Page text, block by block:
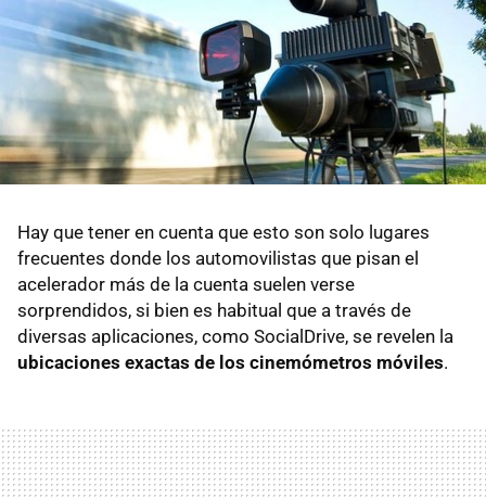
Hay que tener en cuenta que esto son solo lugares
frecuentes donde los automovilistas que pisan el
acelerador más de la cuenta suelen verse
sorprendidos, si bien es habitual que a través de
diversas aplicaciones, como SocialDrive, se revelen la
ubicaciones exactas de los cinemómetros móviles.